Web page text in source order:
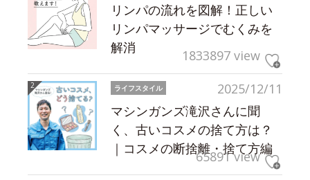
リンパの流れを図解！正しい
リンパマッサージでむくみを
解消
1833897 view
2025/12/11
ライフスタイル
マシンガンズ滝沢さんに聞
く、古いコスメの捨て方は？
｜コスメの断捨離・捨て方編
65891 view